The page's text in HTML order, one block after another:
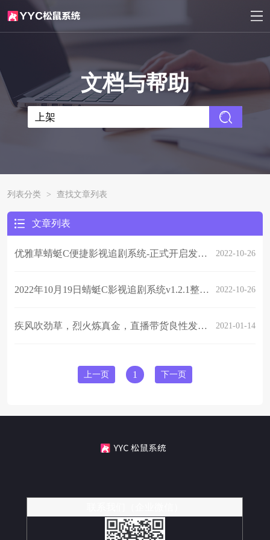
文档与帮助
列表分类 > 查找文章列表
文章列表
优雅草蜻蜓C便捷影视追剧系统-正式开启发售-详细请关注优雅草松鼠蜻蜓系统官网 2022-10-26
2022年10月19日蜻蜓C影视追剧系统v1.2.1整体细节更新 2022-10-26
疾风吹劲草，烈火炼真金，直播带货良性发展终将需回归商业本源 2021-01-14
上一页 1 下一页